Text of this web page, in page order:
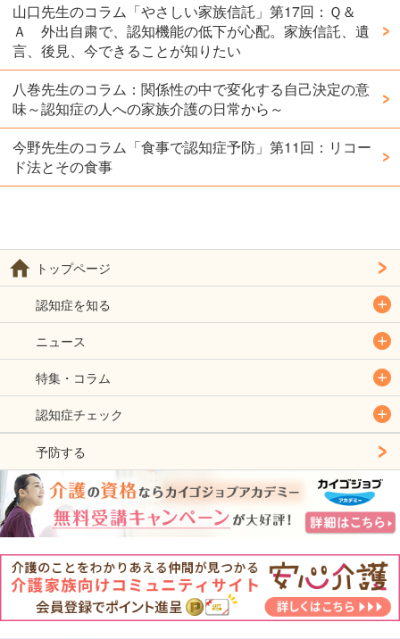
山口先生のコラム「やさしい家族信託」第17回：Ｑ＆
Ａ 外出自粛で、認知機能の低下が心配。家族信託、遺
言、後見、今できることが知りたい
八巻先生のコラム：関係性の中で変化する自己決定の意
味～認知症の人への家族介護の日常から～
今野先生のコラム「食事で認知症予防」第11回：リコー
ド法とその食事
トップページ
認知症を知る
ニュース
特集・コラム
認知症チェック
予防する